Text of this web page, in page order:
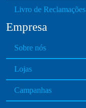
Livro de Reclamações
Empresa
Sobre nós
Lojas
Campanhas